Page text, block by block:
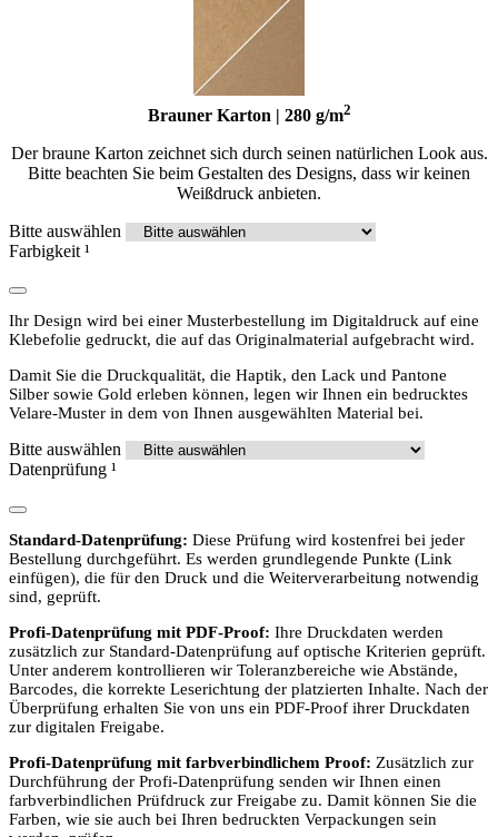
Brauner Karton | 280 g/m2
Der braune Karton zeichnet sich durch seinen natürlichen Look aus.
Bitte beachten Sie beim Gestalten des Designs, dass wir keinen
Weißdruck anbieten.
Bitte auswählen
Farbigkeit ¹
Ihr Design wird bei einer Musterbestellung im Digitaldruck auf eine
Klebefolie gedruckt, die auf das Originalmaterial aufgebracht wird.
Damit Sie die Druckqualität, die Haptik, den Lack und Pantone
Silber sowie Gold erleben können, legen wir Ihnen ein bedrucktes
Velare-Muster in dem von Ihnen ausgewählten Material bei.
Bitte auswählen
Datenprüfung ¹
Standard-Datenprüfung: Diese Prüfung wird kostenfrei bei jeder
Bestellung durchgeführt. Es werden grundlegende Punkte (Link
einfügen), die für den Druck und die Weiterverarbeitung notwendig
sind, geprüft.
Profi-Datenprüfung mit PDF-Proof: Ihre Druckdaten werden
zusätzlich zur Standard-Datenprüfung auf optische Kriterien geprüft.
Unter anderem kontrollieren wir Toleranzbereiche wie Abstände,
Barcodes, die korrekte Leserichtung der platzierten Inhalte. Nach der
Überprüfung erhalten Sie von uns ein PDF-Proof ihrer Druckdaten
zur digitalen Freigabe.
Profi-Datenprüfung mit farbverbindlichem Proof: Zusätzlich zur
Durchführung der Profi-Datenprüfung senden wir Ihnen einen
farbverbindlichen Prüfdruck zur Freigabe zu. Damit können Sie die
Farben, wie sie auch bei Ihren bedruckten Verpackungen sein